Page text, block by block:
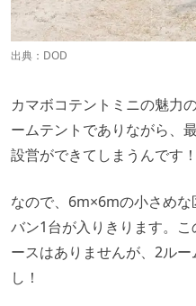
出典： DOD
カマボコテントミニの魅力
ームテントでありながら、
設営ができてしまうんです！
なので、6m×6mの小さめ
バン1台が入りきります。
ースはありませんが、2ル
し！